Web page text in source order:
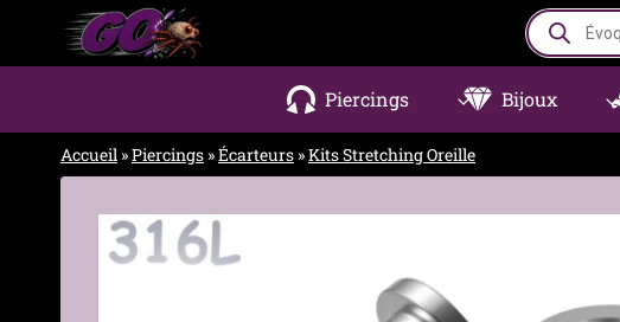
contenu
Recherche
de
produits
Piercings Bijoux
Accueil »Piercings »Écarteurs »Kits Stretching Oreille